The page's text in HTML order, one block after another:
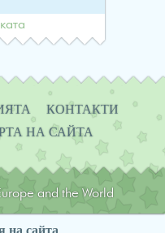
КОНТАКТИ
НА САЙТА
and the World